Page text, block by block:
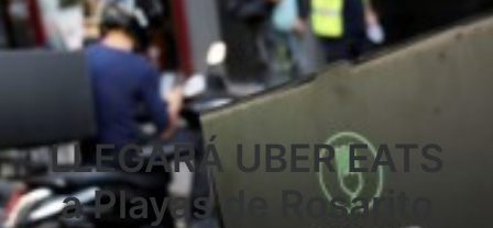
SEARCH
LLEGARÁ UBER EATS
a Playas de Rosarito